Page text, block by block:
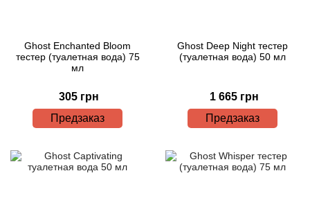
Ghost Enchanted Bloom
тестер (туалетная вода) 75
мл
305 грн
Предзаказ
Ghost Deep Night тестер
(туалетная вода) 50 мл
1 665 грн
Предзаказ